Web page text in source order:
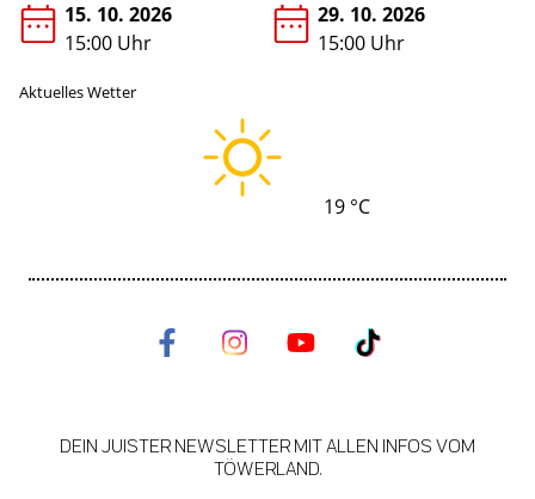
Aktuelles Wetter
19 °C
15. 10. 2026
15:00 Uhr
29. 10. 2026
15:00 Uhr
DEIN JUISTER NEWSLETTER MIT ALLEN INFOS VOM
TÖWERLAND.